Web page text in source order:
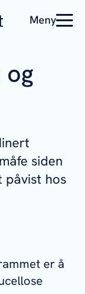
Meny
og
siden
påvist hos
er å